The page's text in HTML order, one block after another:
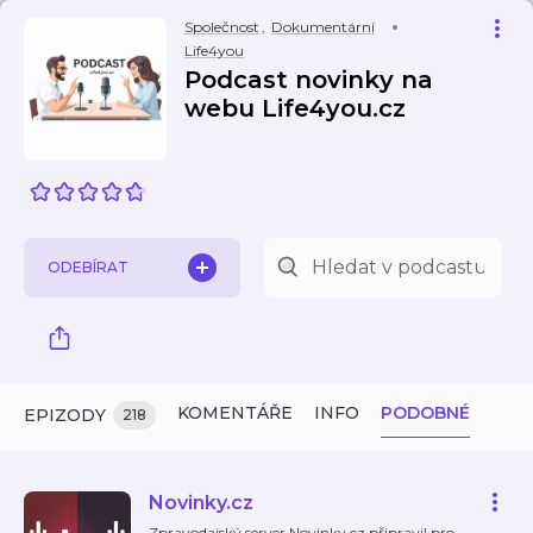
Společnost , Dokumentární
Life4you
Podcast novinky na
webu Life4you.cz
ODEBÍRAT
EPIZODY 218 KOMENTÁŘE INFO PODOBNÉ
Novinky.cz